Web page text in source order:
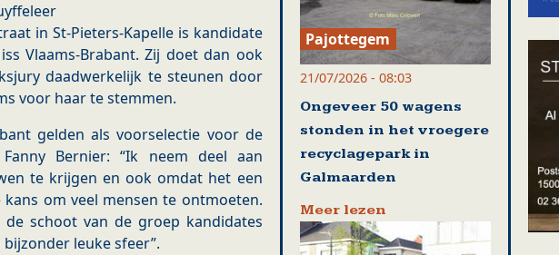
in St-Pieters-Kapelle is kandidate
Vlaams-Brabant. Zij doet dan ook
daadwerkelijk te steunen door
voor haar te stemmen.
gelden als voorselectie voor de
Bernier: “Ik neem deel aan
te krijgen en ook omdat het een
om veel mensen te ontmoeten.
schoot van de groep kandidates
leuke sfeer”.
Pajottegem
21/07/2026 - 08:03
Ongeveer 50 wagens
stonden in het vroegere
recyclagepark in
Galmaarden
Meer lezen